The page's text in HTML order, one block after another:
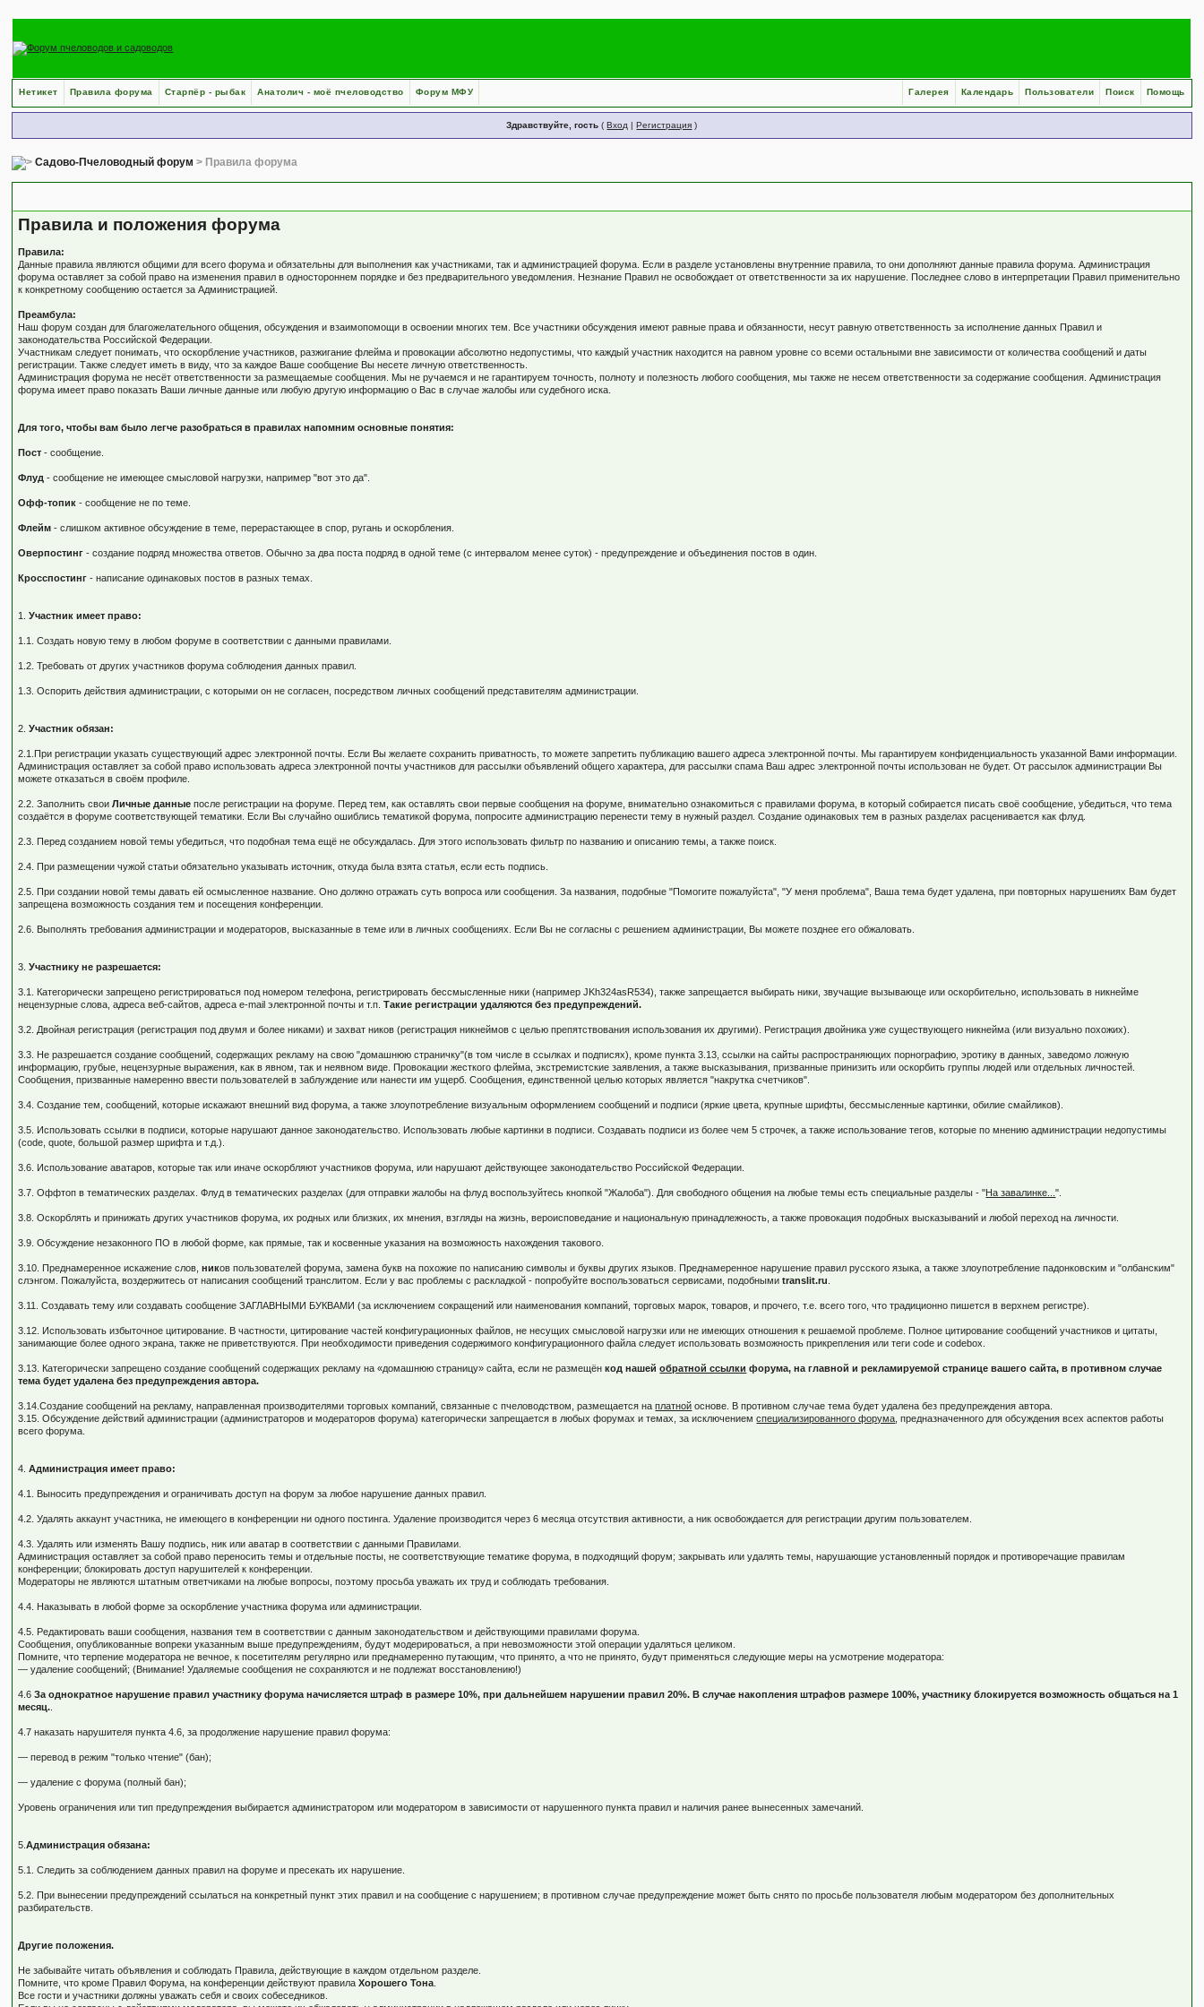
Нетикет Правила форума Старпёр - рыбак Анатолич - моё пчеловодство Форум МФУ Помощь
Поиск
Пользователи
Календарь
Галерея
Здравствуйте, гость (Вход |Регистрация )
Садово-Пчеловодный форум > Правила форума
Правила и положения форума
Правила:
Данные правила являются общими для всего форума и обязательны для выполнения как участниками, так и администрацией форума. Если в разделе установлены внутренние правила, то они дополняют данные правила форума. Администрация
форума оставляет за собой право на изменения правил в одностороннем порядке и без предварительного уведомления. Незнание Правил не освобождает от ответственности за их нарушение. Последнее слово в интерпретации Правил применительно
к конкретному сообщению остается за Администрацией.
Преамбула:
Наш форум создан для благожелательного общения, обсуждения и взаимопомощи в освоении многих тем. Все участники обсуждения имеют равные права и обязанности, несут равную ответственность за исполнение данных Правил и
законодательства Российской Федерации.
Участникам следует понимать, что оскорбление участников, разжигание флейма и провокации абсолютно недопустимы, что каждый участник находится на равном уровне со всеми остальными вне зависимости от количества сообщений и даты
регистрации. Также следует иметь в виду, что за каждое Ваше сообщение Вы несете личную ответственность.
Администрация форума не несёт ответственности за размещаемые сообщения. Мы не ручаемся и не гарантируем точность, полноту и полезность любого сообщения, мы также не несем ответственности за содержание сообщения. Администрация
форума имеет право показать Ваши личные данные или любую другую информацию о Вас в случае жалобы или судебного иска.
Для того, чтобы вам было легче разобраться в правилах напомним основные понятия:
Пост - сообщение.
Флуд - сообщение не имеющее смысловой нагрузки, например "вот это да".
Офф-топик - сообщение не по теме.
Флейм - слишком активное обсуждение в теме, перерастающее в спор, ругань и оскорбления.
Оверпостинг - создание подряд множества ответов. Обычно за два поста подряд в одной теме (с интервалом менее суток) - предупреждение и объединения постов в один.
Кросспостинг - написание одинаковых постов в разных темах.
1. Участник имеет право:
1.1. Создать новую тему в любом форуме в соответствии с данными правилами.
1.2. Требовать от других участников форума соблюдения данных правил.
1.3. Оспорить действия администрации, с которыми он не согласен, посредством личных сообщений представителям администрации.
2. Участник обязан:
2.1.При регистрации указать существующий адрес электронной почты. Если Вы желаете сохранить приватность, то можете запретить публикацию вашего адреса электронной почты. Мы гарантируем конфиденциальность указанной Вами информации.
Администрация оставляет за собой право использовать адреса электронной почты участников для рассылки объявлений общего характера, для рассылки спама Ваш адрес электронной почты использован не будет. От рассылок администрации Вы
можете отказаться в своём профиле.
2.2. Заполнить своиЛичные данные после регистрации на форуме. Перед тем, как оставлять свои первые сообщения на форуме, внимательно ознакомиться с правилами форума, в который собирается писать своё сообщение, убедиться, что тема
создаётся в форуме соответствующей тематики. Если Вы случайно ошиблись тематикой форума, попросите администрацию перенести тему в нужный раздел. Создание одинаковых тем в разных разделах расценивается как флуд.
2.3. Перед созданием новой темы убедиться, что подобная тема ещё не обсуждалась. Для этого использовать фильтр по названию и описанию темы, а также поиск.
2.4. При размещении чужой статьи обязательно указывать источник, откуда была взята статья, если есть подпись.
2.5. При создании новой темы давать ей осмысленное название. Оно должно отражать суть вопроса или сообщения. За названия, подобные "Помогите пожалуйста", "У меня проблема", Ваша тема будет удалена, при повторных нарушениях Вам будет
запрещена возможность создания тем и посещения конференции.
2.6. Выполнять требования администрации и модераторов, высказанные в теме или в личных сообщениях. Если Вы не согласны с решением администрации, Вы можете позднее его обжаловать.
3. Участнику не разрешается:
3.1. Категорически запрещено регистрироваться под номером телефона, регистрировать бессмысленные ники (например JKh324asR534), также запрещается выбирать ники, звучащие вызывающе или оскорбительно, использовать в никнейме
нецензурные слова, адреса веб-сайтов, адреса e-mail электронной почты и т.п.Такие регистрации удаляются без предупреждений.
3.2. Двойная регистрация (регистрация под двумя и более никами) и захват ников (регистрация никнеймов с целью препятствования использования их другими). Регистрация двойника уже существующего никнейма (или визуально похожих).
3.3. Не разрешается создание сообщений, содержащих рекламу на свою "домашнюю страничку"(в том числе в ссылках и подписях), кроме пункта 3.13, ссылки на сайты распространяющих порнографию, эротику в данных, заведомо ложную
информацию, грубые, нецензурные выражения, как в явном, так и неявном виде. Провокации жесткого флейма, экстремистские заявления, а также высказывания, призванные принизить или оскорбить группы людей или отдельных личностей.
Сообщения, призванные намеренно ввести пользователей в заблуждение или нанести им ущерб. Сообщения, единственной целью которых является "накрутка счетчиков".
3.4. Создание тем, сообщений, которые искажают внешний вид форума, а также злоупотребление визуальным оформлением сообщений и подписи (яркие цвета, крупные шрифты, бессмысленные картинки, обилие смайликов).
3.5. Использовать ссылки в подписи, которые нарушают данное законодательство. Использовать любые картинки в подписи. Создавать подписи из более чем 5 строчек, а также использование тегов, которые по мнению администрации недопустимы
(code, quote, большой размер шрифта и т.д.).
3.6. Использование аватаров, которые так или иначе оскорбляют участников форума, или нарушают действующее законодательство Российской Федерации.
3.7. Оффтоп в тематических разделах. Флуд в тематических разделах (для отправки жалобы на флуд воспользуйтесь кнопкой "Жалоба"). Для свободного общения на любые темы есть специальные разделы - "На завалинке...".
3.8. Оскорблять и принижать других участников форума, их родных или близких, их мнения, взгляды на жизнь, вероисповедание и национальную принадлежность, а также провокация подобных высказываний и любой переход на личности.
3.9. Обсуждение незаконного ПО в любой форме, как прямые, так и косвенные указания на возможность нахождения такового.
3.10. Преднамеренное искажение слов,ников пользователей форума, замена букв на похожие по написанию символы и буквы других языков. Преднамеренное нарушение правил русского языка, а также злоупотребление падонковским и "олбанским"
слэнгом. Пожалуйста, воздержитесь от написания сообщений транслитом. Если у вас проблемы с раскладкой - попробуйте воспользоваться сервисами, подобнымиtranslit.ru
3.11. Создавать тему или создавать сообщение ЗАГЛАВНЫМИ БУКВАМИ (за исключением сокращений или наименования компаний, торговых марок, товаров, и прочего, т.е. всего того, что традиционно пишется в верхнем регистре).
3.12. Использовать избыточное цитирование. В частности, цитирование частей конфигурационных файлов, не несущих смысловой нагрузки или не имеющих отношения к решаемой проблеме. Полное цитирование сообщений участников и цитаты,
занимающие более одного экрана, также не приветствуются. При необходимости приведения содержимого конфигурационного файла следует использовать возможность прикрепления или теги code и codebox.
3.13. Категорически запрещено создание сообщений содержащих рекламу на «домашнюю страницу» сайта, если не размещёнкод нашейобратной ссылки форума, на главной и рекламируемой странице вашего сайта, в противном случае
тема будет удалена без предупреждения автора.
3.14.Создание сообщений на рекламу, направленная производителями торговых компаний, связанные с пчеловодством, размещается наплатной основе. В противном случае тема будет удалена без предупреждения автора.
3.15. Обсуждение действий администрации (администраторов и модераторов форума) категорически запрещается в любых форумах и темах, за исключениемспециализированного форума , предназначенного для обсуждения всех аспектов работы
всего форума.
4. Администрация имеет право:
4.1. Выносить предупреждения и ограничивать доступ на форум за любое нарушение данных правил.
4.2. Удалять аккаунт участника, не имеющего в конференции ни одного постинга. Удаление производится через 6 месяца отсутствия активности, а ник освобождается для регистрации другим пользователем.
4.3. Удалять или изменять Вашу подпись, ник или аватар в соответствии с данными Правилами.
Администрация оставляет за собой право переносить темы и отдельные посты, не соответствующие тематике форума, в подходящий форум; закрывать или удалять темы, нарушающие установленный порядок и противоречащие правилам
конференции; блокировать доступ нарушителей к конференции.
Модераторы не являются штатным ответчиками на любые вопросы, поэтому просьба уважать их труд и соблюдать требования.
4.4. Наказывать в любой форме за оскорбление участника форума или администрации.
4.5. Редактировать ваши сообщения, названия тем в соответствии с данным законодательством и действующими правилами форума.
Сообщения, опубликованные вопреки указанным выше предупреждениям, будут модерироваться, а при невозможности этой операции удаляться целиком.
Помните, что терпение модератора не вечное, к посетителям регулярно или преднамеренно путающим, что принято, а что не принято, будут применяться следующие меры на усмотрение модератора:
— удаление сообщений; (Внимание! Удаляемые сообщения не сохраняются и не подлежат восстановлению!)
4.6За однократное нарушение правил участнику форума начисляется штраф в размере 10%, при дальнейшем нарушении правил 20%. В случае накопления штрафов размере 100%, участнику блокируется возможность общаться на 1
месяц.
4.7 наказать нарушителя пункта 4.6, за продолжение нарушение правил форума:
— перевод в режим "только чтение" (бан);
— удаление с форума (полный бан);
Уровень ограничения или тип предупреждения выбирается администратором или модератором в зависимости от нарушенного пункта правил и наличия ранее вынесенных замечаний.
5.Администрация обязана:
5.1. Следить за соблюдением данных правил на форуме и пресекать их нарушение.
5.2. При вынесении предупреждений ссылаться на конкретный пункт этих правил и на сообщение с нарушением; в противном случае предупреждение может быть снято по просьбе пользователя любым модератором без дополнительных
разбирательств.
Другие положения.
Не забывайте читать объявления и соблюдать Правила, действующие в каждом отдельном разделе.
Помните, что кроме Правил Форума, на конференции действуют правилаХорошего Тона
Все гости и участники должны уважать себя и своих собеседников.